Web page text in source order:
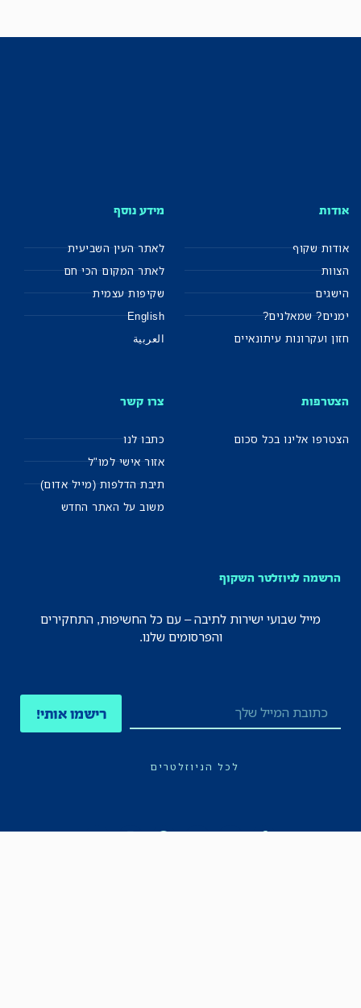
אודות
אודות שקוף
הצוות
הישגים
ימנים? שמאלנים?
חזון ועקרונות עיתונאיים
מידע נוסף
לאתר העין השביעית
לאתר המקום הכי חם
שקיפות עצמית
English
العربية
הצטרפות
הצטרפו אלינו בכל סכום
צרו קשר
כתבו לנו
אזור אישי למו"ל
תיבת הדלפות (מייל אדום)
משוב על האתר החדש
הרשמה לניוזלטר השקוף
מייל שבועי ישירות לתיבה – עם כל החשיפות, התחקירים
והפרסומים שלנו.
רישמו אותי!
לכל הניוזלטרים